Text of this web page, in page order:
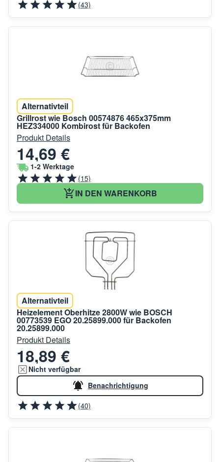
(43)
Alternativteil
Grillrost wie Bosch 00574876 465x375mm
HEZ334000 Kombirost für Backofen
Produkt Details
14,69 €
1-2 Werktage
(15)
IN DEN WARENKORB
Alternativteil
Heizelement Oberhitze 2800W wie BOSCH
00773539 EGO 20.25899.000 für Backofen
20.25899.000
Produkt Details
18,89 €
Nicht verfügbar
Benachrichtigung
(40)